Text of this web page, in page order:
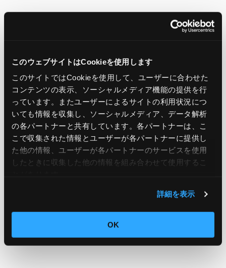
このウェブサイトはCookieを使用します
このサイトではCookieを使用して、ユーザーに合わせた
コンテンツの表示、ソーシャルメディア機能の提供を行
っています。またユーザーによるサイトの利用状況につ
いても情報を収集し、ソーシャルメディア、データ解析
の各パートナーと共有しています。各パートナーは、こ
こで収集された情報とユーザーが各パートナーに提供し
た他の情報、ユーザーが各パートナーのサービスを使用
したときに収集した他の情報を組み合わせて使用​​するこ
詳細を表示
OK
Claude 3.7をGoogle Cloudにデプロイし、低レイテンシ
現実世界への応用：スポーツからエンタ
メまで
AIの実用性を示す例として、Jake DiBattista氏がGoogle
Cloud MLBハッカソンの成果を発表。Geminiを使い、野球
のピッチング解析ツールを1週間で構築しました。
Clayton Kershawの投球とアマチュアの投球を比較し、改
手軽さが魅力。一方、エンタメ分野では、Sphereが「オズの